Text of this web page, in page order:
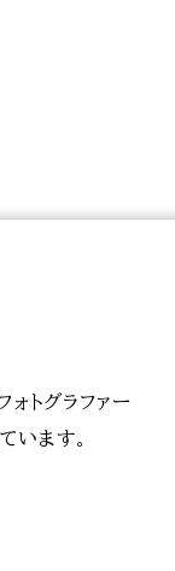
トグラファー
います。